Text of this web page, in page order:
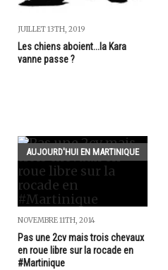
JUILLET 13TH, 2019
Les chiens aboient...la Kara
vanne passe ?
AUJOURD'HUI EN MARTINIQUE
NOVEMBRE 11TH, 2014
Pas une 2cv mais trois chevaux
en roue libre sur la rocade en
#Martinique